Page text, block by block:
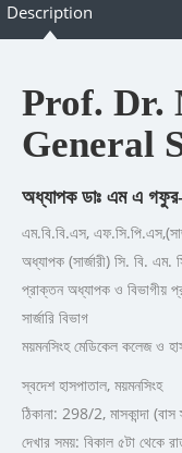
Description
Prof. Dr.
General
অধ্যাপক ডাঃ এম এ গফুর-
এম.বি.বি.এস,
অধ্যাপক (সার্জারী) সি. বি. এম.
প্রাক্তন অধ্যাপক ও বিভাগীয়
সার্জারি বিভাগ
ময়মনসিংহ মেডিকেল কলেজ ও
স্বদেশ হাসপাতাল, ময়মনসিংহ
ঠিকানা: 298/2, মাসকান্দা
দেখার সময়: বিকাল ৫টা থেকে